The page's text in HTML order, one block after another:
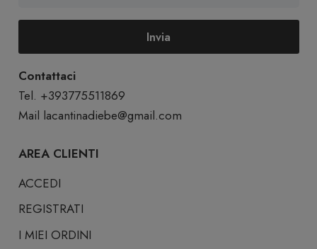
Invia
Contattaci
Tel. +393775511869
Mail lacantinadiebe@gmail.com
AREA CLIENTI
ACCEDI
REGISTRATI
I MIEI ORDINI